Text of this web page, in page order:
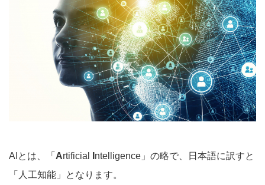
AIとは、「 Artificial
ntelligence」の略で、日本語に訳すと
「人工知能」となります。